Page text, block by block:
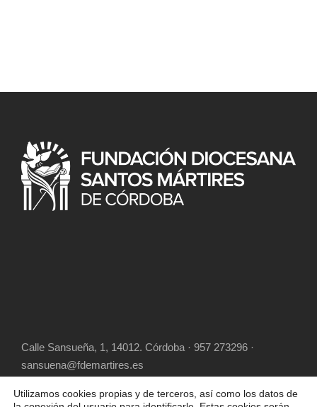
Calle Sansueña, 1, 14012. Córdoba · 957 273296 ·
sansuena@fdemartires.es
Utilizamos cookies propias y de terceros, así como los datos de